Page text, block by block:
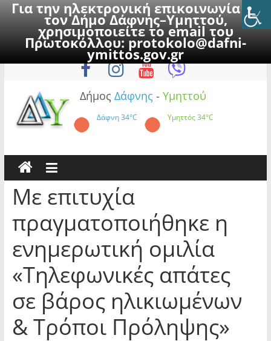
Για την ηλεκτρονική επικοινωνία με
τον Δήμο Δάφνης–Υμηττού,
χρησιμοποιείτε το email του
Πρωτοκόλλου:protokolo@dafni-
ymittos.gov.gr
to
Παρασκευή, 7 Αυγούστου 2026
Δήμος Δάφνης - Υμηττού
Δάφνη34°C Υμηττός34°C
Με επιτυχία
πραγματοποιήθηκε η
ενημερωτική ομιλία
«Τηλεφωνικές απάτες
σε βάρος ηλικιωμένων
& Τρόποι Πρόληψης»